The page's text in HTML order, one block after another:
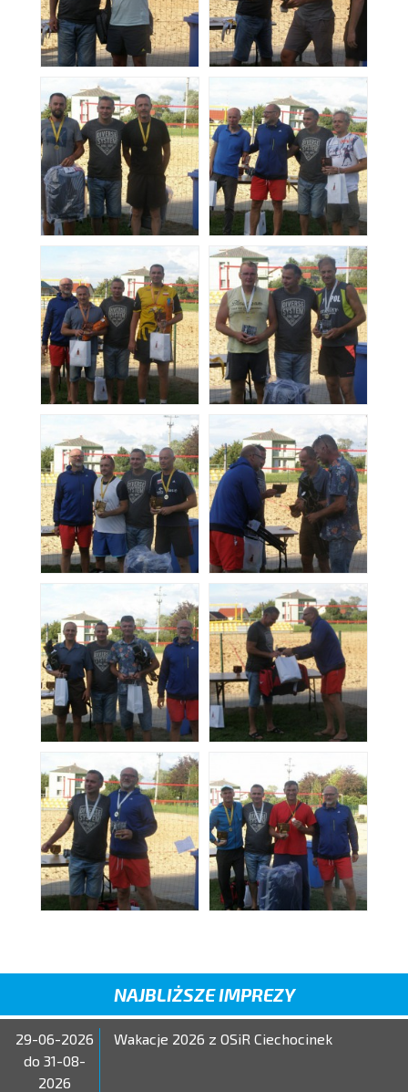
NAJBLIŻSZE IMPREZY
29-06-2026
do 31-08-
2026
Wakacje 2026 z OSiR Ciechocinek